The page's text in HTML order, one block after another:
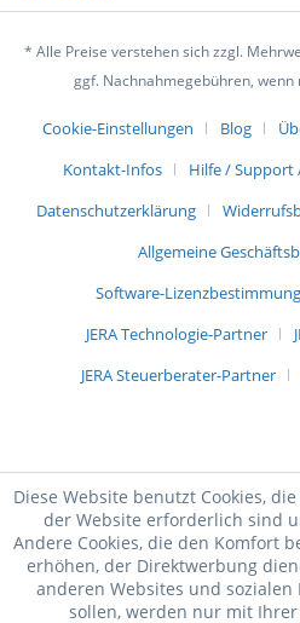
* Alle Preise verstehen sich zzgl.
ggf. Nachnahmegebühren,
Cookie-Einstellungen Blog
Kontakt-Infos
Hilfe / Support
Datenschutzerklärung
Allgemeine
Software-
JERA Technologie-Partner
JERA Steuerberater-Partner
Diese Website benutzt Cookies,
der Website erforderlich sind
Andere Cookies, die den Komfort
erhöhen, der Direktwerbung
anderen Websites und
sollen, werden nur mit